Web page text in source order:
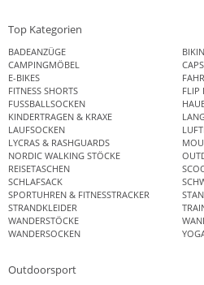
Top Kategorien
BADEANZÜGE
CAMPINGMÖBEL
E-BIKES
FITNESS SHORTS
FLIP
FUSSBALLSOCKEN
KINDERTRAGEN & KRAXE
LAUFSOCKEN
LYCRAS & RASHGUARDS
NORDIC WALKING STÖCKE
REISETASCHEN
SCHLAFSACK
SPORTUHREN & FITNESSTRACKER
STRANDKLEIDER
WANDERSTÖCKE
WANDERSOCKEN
Outdoorsport